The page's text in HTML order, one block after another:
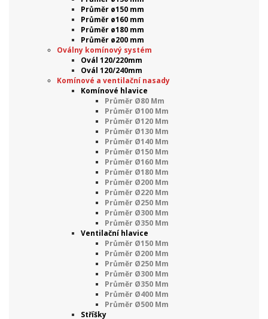
Průměr ø150 mm
Průměr ø160 mm
Průměr ø180 mm
Průměr ø200 mm
Oválny komínový systém
Ovál 120/220mm
Ovál 120/240mm
Komínové a ventilační nasady
Komínové hlavice
Průměr Ø80 Mm
Průměr Ø100 Mm
Průměr Ø120 Mm
Průměr Ø130 Mm
Průměr Ø140 Mm
Průměr Ø150 Mm
Průměr Ø160 Mm
Průměr Ø180 Mm
Průměr Ø200 Mm
Průměr Ø220 Mm
Průměr Ø250 Mm
Průměr Ø300 Mm
Průměr Ø350 Mm
Ventilační hlavice
Průměr Ø150 Mm
Průměr Ø200 Mm
Průměr Ø250 Mm
Průměr Ø300 Mm
Průměr Ø350 Mm
Průměr Ø400 Mm
Průměr Ø500 Mm
Stříšky